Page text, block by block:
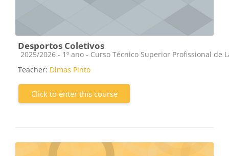
Desportos Coletivos
Course category
2025/2026 - 1º ano - Curso Técnico Superior Profissional de
Teacher: Dimas Pinto
Click to enter this course